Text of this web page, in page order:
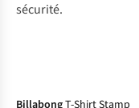
sécurité.
BillabongT-Shirt Stamp